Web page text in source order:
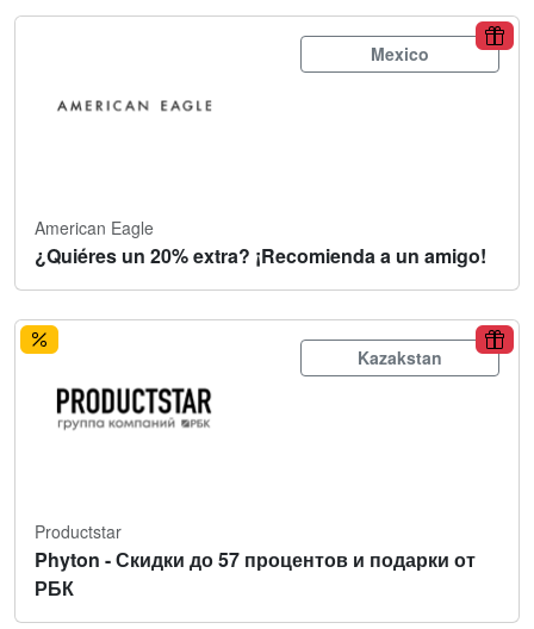
Mexico
American Eagle
¿Quiéres un 20% extra? ¡Recomienda a un amigo!
Kazakstan
Productstar
Phyton - Скидки до 57 процентов и подарки от
РБК